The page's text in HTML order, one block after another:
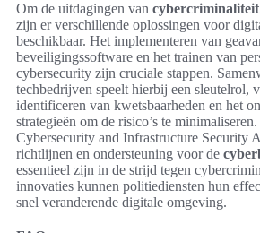
Om de uitdagingen van cybercriminaliteit
zijn er verschillende oplossingen voor
beschikbaar. Het implementeren van
beveiligingssoftware en het trainen van
cybersecurity zijn cruciale stappen.
techbedrijven speelt hierbij een sleutelrol,
identificeren van kwetsbaarheden en het
strategieën om de risico’s te
Cybersecurity and Infrastructure Security
richtlijnen en ondersteuning voor de
essentieel zijn in de strijd tegen
innovaties kunnen politiediensten hun
snel veranderende digitale omgeving.